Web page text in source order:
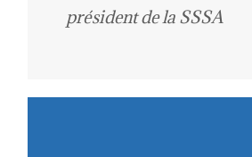
président de la SSSA